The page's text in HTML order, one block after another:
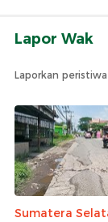
Lapor Wak
Laporkan
Sumatera